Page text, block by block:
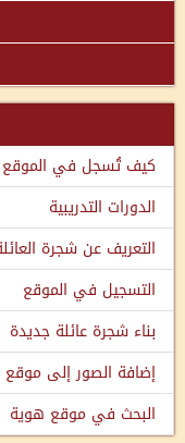
كيف تُسجل في الموقع
الدورات التدريبية
التعريف عن شجرة
التسجيل في الموقع
بناء شجرة عائلة جديدة
إضافة الصور إلى موقع
البحث في موقع هوية